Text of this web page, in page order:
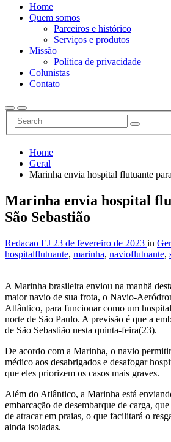
Home
Quem somos
Parceiros e histórico
Serviços e produtos
Missão
Política de privacidade
Colunistas
Contato
Home
Geral
Marinha envia hospital flutuante
Marinha envia hospital
São Sebastião
Redacao EJ 23 de fevereiro de 2023 in
hospitalflutuante, marinha, navioflutuante,
A Marinha brasileira enviou na manhã
maior navio de sua frota, o Navio-
Atlântico, para funcionar como um
norte de São Paulo. A previsão é que a
de São Sebastião nesta quinta-feira(23).
De acordo com a Marinha, o navio
médico aos desabrigados e desafogar
que eles priorizem os casos mais graves.
Além do Atlântico, a Marinha está
embarcação de desembarque de carga,
de atracar em praias, o que facilitará o
ainda isoladas.